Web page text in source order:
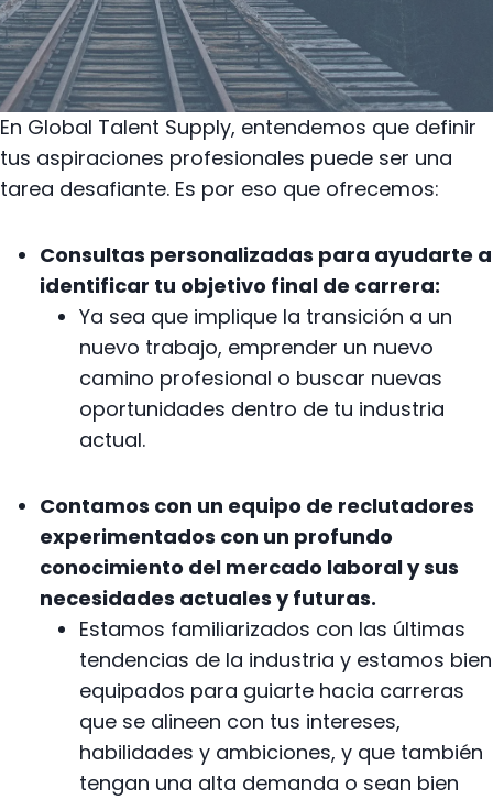
En Global Talent Supply, entendemos que definir
tus aspiraciones profesionales puede ser una
tarea desafiante. Es por eso que ofrecemos:
Consultas personalizadas para ayudarte a
identificar tu objetivo final de carrera:
Ya sea que implique la transición a un
nuevo trabajo, emprender un nuevo
camino profesional o buscar nuevas
oportunidades dentro de tu industria
actual.
Contamos con un equipo de reclutadores
experimentados con un profundo
conocimiento del mercado laboral y sus
necesidades actuales y futuras.
Estamos familiarizados con las últimas
tendencias de la industria y estamos bien
equipados para guiarte hacia carreras
que se alineen con tus intereses,
habilidades y ambiciones, y que también
tengan una alta demanda o sean bien